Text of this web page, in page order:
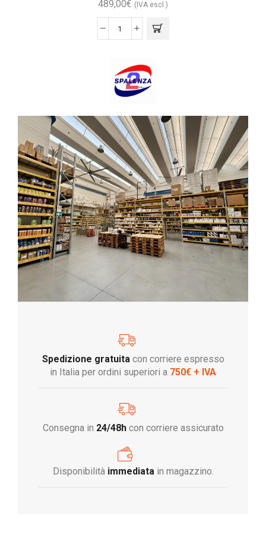
489,00€ (IVA escl.)
Spedizione gratuitacon corriere espresso
in Italia per ordini superiori a 750€ + IVA
Consegna in 24/48hcon corriere assicurato
Disponibilità immediatain magazzino.